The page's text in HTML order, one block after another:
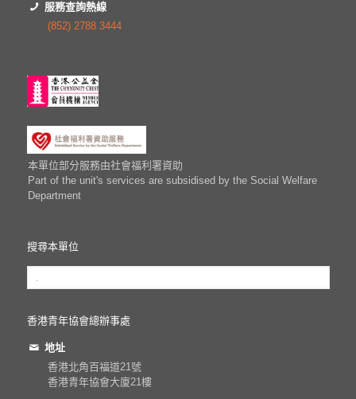
服務查詢熱線
(852) 2788 3444
本單位部分服務由社會福利署資助
Part of the unit's services are subsidised by the Social Welfare
Department
搜尋本單位
香港青年協會總辦事處
地址
香港北角百福道21號
香港青年協會大廈21樓